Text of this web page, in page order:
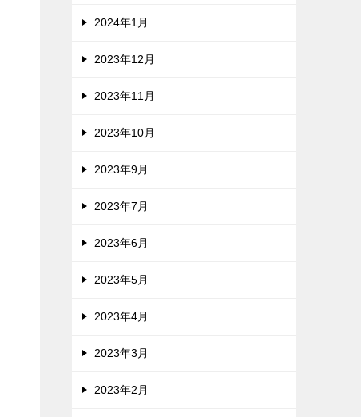
2024年1月
2023年12月
2023年11月
2023年10月
2023年9月
2023年7月
2023年6月
2023年5月
2023年4月
2023年3月
2023年2月